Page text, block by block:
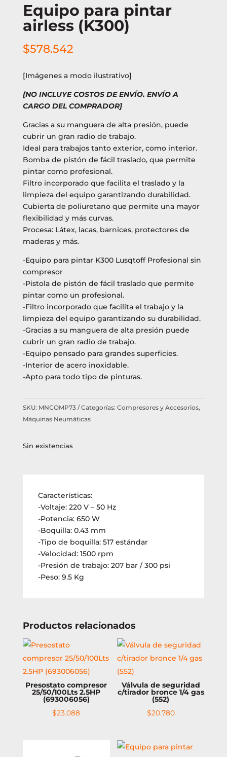
Equipo para pintar
airless (K300)
$578.542
[Imágenes a modo ilustrativo]
[NO INCLUYE COSTOS DE ENVÍO. ENVÍO A
CARGO DEL COMPRADOR]
Gracias a su manguera de alta presión, puede
cubrir un gran radio de trabajo.
Ideal para trabajos tanto exterior, como interior.
Bomba de pistón de fácil traslado, que permite
pintar como profesional.
Filtro incorporado que facilita el traslado y la
limpieza del equipo garantizando durabilidad.
Cubierta de poliuretano que permite una mayor
flexibilidad y más curvas.
Procesa: Látex, lacas, barnices, protectores de
maderas y más.
-Equipo para pintar K300 Lusqtoff Profesional sin
compresor
-Pistola de pistón de fácil traslado que permite
pintar como un profesional.
-Filtro incorporado que facilita el trabajo y la
limpieza del equipo garantizando su durabilidad.
-Gracias a su manguera de alta presión puede
cubrir un gran radio de trabajo.
-Equipo pensado para grandes superficies.
-Interior de acero inoxidable.
-Apto para todo tipo de pinturas.
SKU: MNCOMP73 Categorías: Compresores y Accesorios,
Máquinas Neumáticas
Sin existencias
Características:
-Voltaje: 220 V – 50 Hz
-Potencia: 650 W
-Boquilla: 0.43 mm
-Tipo de boquilla: 517 estándar
-Velocidad: 1500 rpm
-Presión de trabajo: 207 bar / 300 psi
-Peso: 9.5 Kg
Productos relacionados
Presostato compresor
25/50/100Lts 2.5HP
(693006056)
$23.088
Válvula de seguridad
c/tirador bronce 1/4 gas
(552)
$20.780